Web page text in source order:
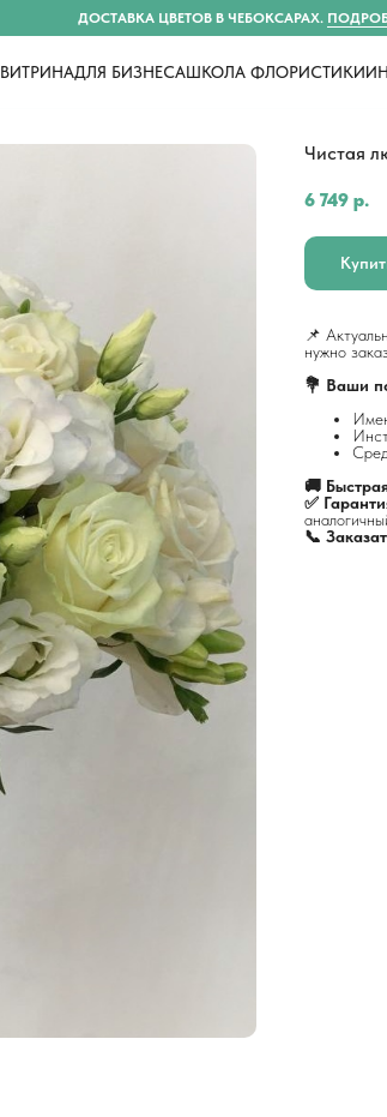
ДОСТАВКА ЦВЕТОВ В ЧЕБОКСАРАХ.
ВИТРИНАДЛЯ БИЗНЕСАШКОЛА ФЛОРИСТИКИ
Чистая
6 749 р.
📌
нужно
💐 Ваши
🚚
✅
📞